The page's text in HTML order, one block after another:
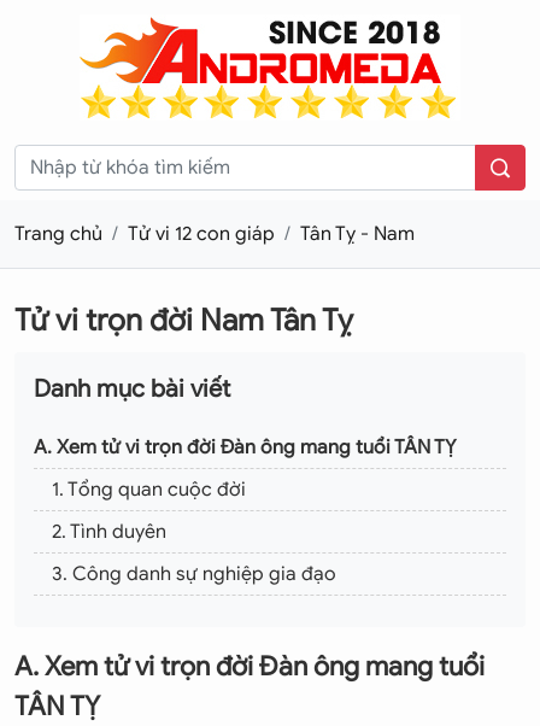
Trang chủ Tử vi 12 con giáp Tân Tỵ - Nam
Tử vi trọn đời Nam Tân Tỵ
Danh mục bài viết
A. Xem tử vi trọn đời Đàn ông mang tuổi TÂN TỴ
1. Tổng quan cuộc đời
2. Tình duyên
3. Công danh sự nghiệp gia đạo
B. Vận đề kỵ tuổi hạp tuổi
1. Kết hôn, lấy vợ gả chồng
A. Xem tử vi trọn đời Đàn ông mang tuổi
TÂN TỴ